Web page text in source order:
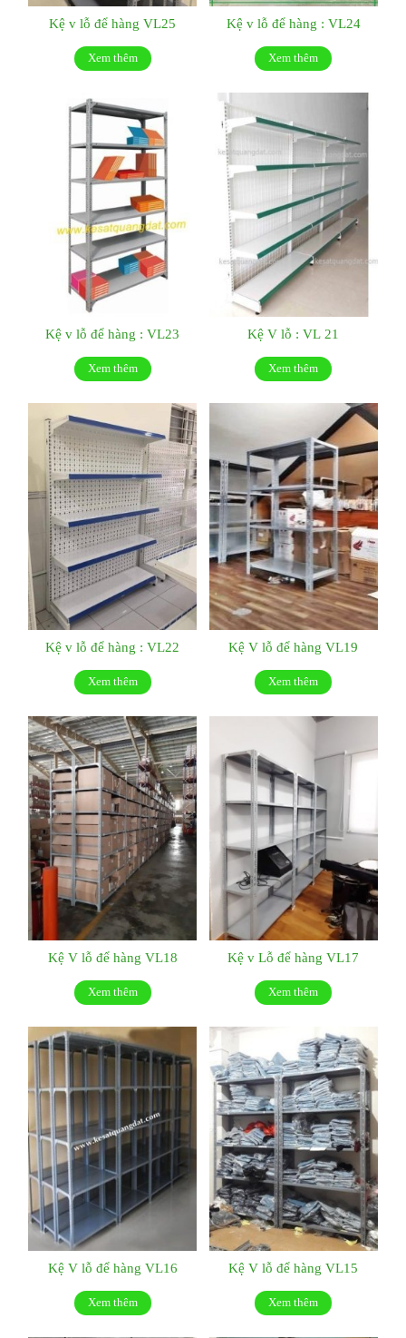
Kệ v lỗ để hàng VL25
Xem thêm
Kệ v lỗ để hàng : VL24
Xem thêm
Kệ v lỗ để hàng : VL23
Xem thêm
Kệ V lỗ : VL 21
Xem thêm
Kệ v lỗ để hàng : VL22
Xem thêm
Kệ V lỗ để hàng VL19
Xem thêm
Kệ V lỗ để hàng VL18
Xem thêm
Kệ v Lỗ để hàng VL17
Xem thêm
Kệ V lỗ để hàng VL16
Xem thêm
Kệ V lỗ để hàng VL15
Xem thêm